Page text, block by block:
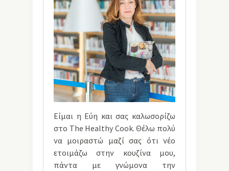
Είμαι η Εύη και σας καλωσορίζω
στο The Healthy Cook. Θέλω πολύ
να μοιραστώ μαζί σας ότι νέο
ετοιμάζω στην κουζίνα μου,
πάντα με γνώμονα την